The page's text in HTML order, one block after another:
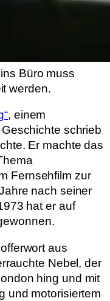
Büro muss
werden.
, einem
schrieb
Er machte das
Fernsehfilm zur
nach seiner
hat er auf
aus
Nebel, der
hing und mit
und motorisiertem